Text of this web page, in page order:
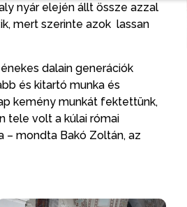
nyár elején állt össze azzal
mert szerinte azok lassan
dalain generációk
és kitartó munka és
kemény munkát fektettünk,
tele volt a kúlai római
mondta Bakó Zoltán, az